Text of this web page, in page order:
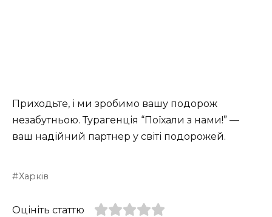
Приходьте, і ми зробимо вашу подорож
незабутньою. Турагенція “Поїхали з нами!” —
ваш надійний партнер у світі подорожей.
Харків
Оцініть статтю